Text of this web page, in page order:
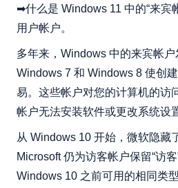
➡什么是 Windows 11 中的“来宾
用户帐户。
多年来，Windows 中的来宾帐户
Windows 7 和 Windows 8 使创
易。这些帐户对您的计算机的访
帐户无法安装软件或更改系统设
从 Windows 10 开始，微软隐藏
Microsoft 仍为访客帐户保留“访
Windows 10 之前可用的相同类